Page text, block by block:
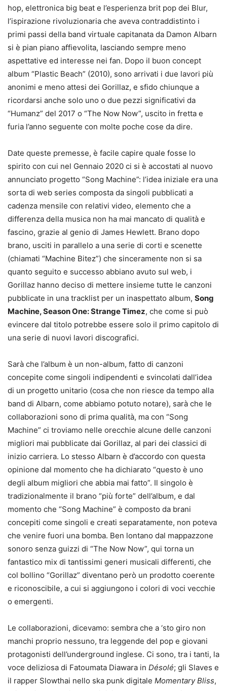
hop, elettronica big beat e l’esperienza brit pop dei Blur,
l’ispirazione rivoluzionaria che aveva contraddistinto i
primi passi della band virtuale capitanata da Damon Albarn
si è pian piano affievolita, lasciando sempre meno
aspettative ed interesse nei fan. Dopo il buon concept
album “Plastic Beach” (2010), sono arrivati i due lavori più
anonimi e meno attesi dei Gorillaz, e sfido chiunque a
ricordarsi anche solo uno o due pezzi significativi da
“Humanz” del 2017 o “The Now Now”, uscito in fretta e
furia l’anno seguente con molte poche cose da dire.
Date queste premesse, è facile capire quale fosse lo
spirito con cui nel Gennaio 2020 ci si è accostati al nuovo
annunciato progetto “Song Machine”: l’idea iniziale era una
sorta di web series composta da singoli pubblicati a
cadenza mensile con relativi video, elemento che a
differenza della musica non ha mai mancato di qualità e
fascino, grazie al genio di James Hewlett. Brano dopo
brano, usciti in parallelo a una serie di corti e scenette
(chiamati “Machine Bitez”) che sinceramente non si sa
quanto seguito e successo abbiano avuto sul web, i
Gorillaz hanno deciso di mettere insieme tutte le canzoni
pubblicate in una tracklist per un inaspettato album, Song
Machine, Season One: Strange Timez, che come si può
evincere dal titolo potrebbe essere solo il primo capitolo di
una serie di nuovi lavori discografici.
Sarà che l’album è un non-album, fatto di canzoni
concepite come singoli indipendenti e svincolati dall’idea
di un progetto unitario (cosa che non riesce da tempo alla
band di Albarn, come abbiamo potuto notare), sarà che le
collaborazioni sono di prima qualità, ma con “Song
Machine” ci troviamo nelle orecchie alcune delle canzoni
migliori mai pubblicate dai Gorillaz, al pari dei classici di
inizio carriera. Lo stesso Albarn è d’accordo con questa
opinione dal momento che ha dichiarato “questo è uno
degli album migliori che abbia mai fatto”. Il singolo è
tradizionalmente il brano “più forte” dell’album, e dal
momento che “Song Machine” è composto da brani
concepiti come singoli e creati separatamente, non poteva
che venire fuori una bomba. Ben lontano dal mappazzone
sonoro senza guizzi di “The Now Now”, qui torna un
fantastico mix di tantissimi generi musicali differenti, che
col bollino “Gorillaz” diventano però un prodotto coerente
e riconoscibile, a cui si aggiungono i colori di voci vecchie
o emergenti.
Le collaborazioni, dicevamo: sembra che a ‘sto giro non
manchi proprio nessuno, tra leggende del pop e giovani
protagonisti dell’underground inglese. Ci sono, tra i tanti, la
voce deliziosa di Fatoumata Diawara in Désolé; gli Slaves e
il rapper Slowthai nello ska punk digitale Momentary Bliss,